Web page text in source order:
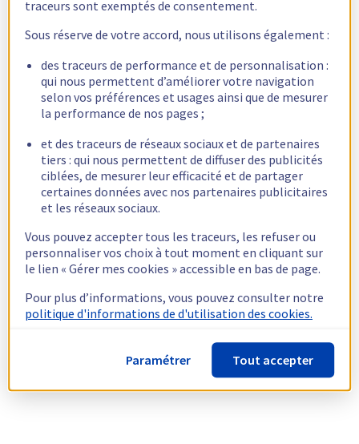
traceurs sont exemptés de consentement.
Sous réserve de votre accord, nous utilisons également :
des traceurs de performance et de personnalisation :
qui nous permettent d’améliorer votre navigation
selon vos préférences et usages ainsi que de mesurer
la performance de nos pages ;
et des traceurs de réseaux sociaux et de partenaires
tiers : qui nous permettent de diffuser des publicités
ciblées, de mesurer leur efficacité et de partager
certaines données avec nos partenaires publicitaires
et les réseaux sociaux.
Vous pouvez accepter tous les traceurs, les refuser ou
personnaliser vos choix à tout moment en cliquant sur
le lien « Gérer mes cookies » accessible en bas de page.
Pour plus d’informations, vous pouvez consulter notre
politique d'informations de d'utilisation des cookies.
Paramétrer Tout accepter